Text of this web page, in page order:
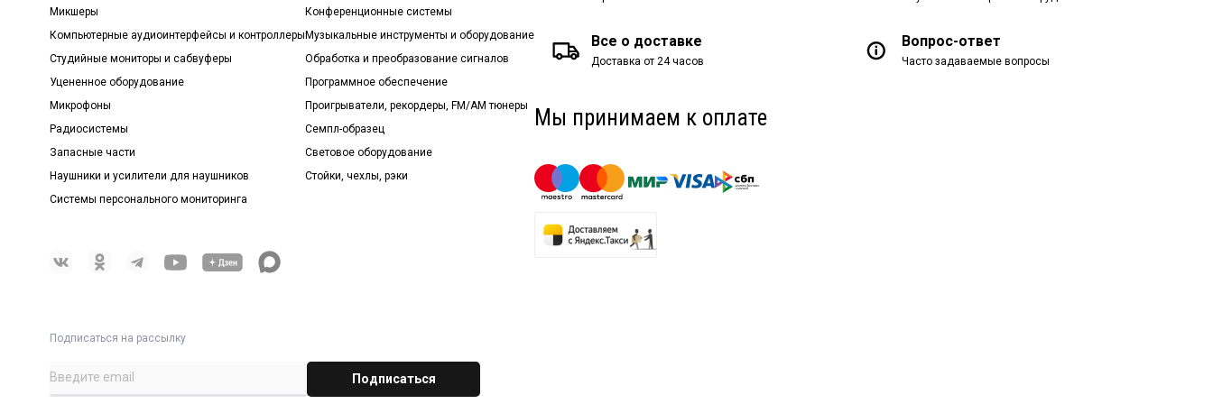
Микшеры
Компьютерные аудиоинтерфейсы и контроллеры
Студийные мониторы и сабвуферы
Уцененное оборудование
Микрофоны
Радиосистемы
Запасные части
Наушники и усилители для наушников
Системы персонального мониторинга
Конференционные системы
Музыкальные инструменты и оборудование
Обработка и преобразование сигналов
Программное обеспечение
Проигрыватели, рекордеры, FM/AM тюнеры
Семпл-образец
Световое оборудование
Стойки, чехлы, рэки
Подписаться на рассылку
Все о доставке
Доставка от 24 часов
Вопрос-ответ
Часто задаваемые вопросы
Мы принимаем к оплате